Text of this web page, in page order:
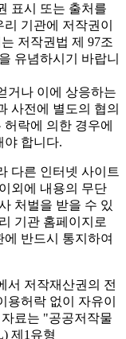
표시 또는 출처를
기관에 저작권이
저작권법 제 97조
유념하시기 바랍니
거나 이에 상응하는
사전에 별도의 협의
락에 의한 경우에
야 합니다.
다른 인터넷 사이트
외에 내용의 무단
처벌을 받을 수 있
기관 홈페이지로
반드시 통지하여
서 저작재산권의 전
허락 없이 자유이
료는 "공공저작물
제1유형